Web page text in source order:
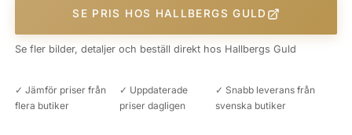
SE PRIS HOS HALLBERGS GULD
Se fler bilder, detaljer och beställ direkt hos Hallbergs Guld
✓ Jämför priser från
flera butiker
✓ Uppdaterade
priser dagligen
✓ Snabb leverans från
svenska butiker